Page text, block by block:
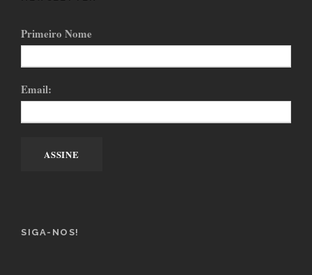
Primeiro Nome
Email:
SIGA-NOS!